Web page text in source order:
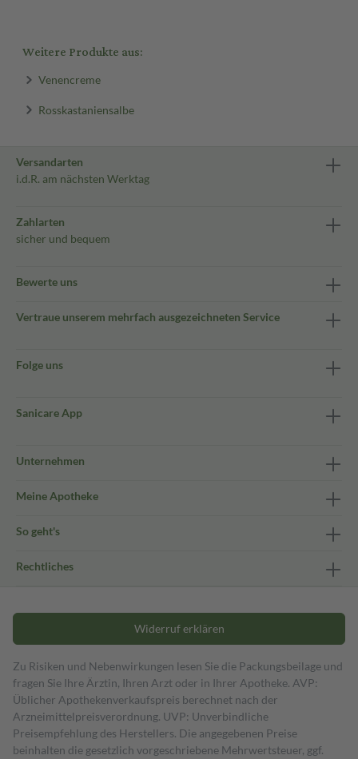
Weitere Produkte aus:
Venencreme
Rosskastaniensalbe
Versandarten
i.d.R. am nächsten Werktag
Zahlarten
sicher und bequem
Bewerte uns
Vertraue unserem mehrfach ausgezeichneten Service
Folge uns
Sanicare App
Unternehmen
Meine Apotheke
So geht's
Rechtliches
Widerruf erklären
Zu Risiken und Nebenwirkungen lesen Sie die Packungsbeilage und
fragen Sie Ihre Ärztin, Ihren Arzt oder in Ihrer Apotheke. AVP:
Üblicher Apothekenverkaufspreis berechnet nach der
Arzneimittelpreisverordnung. UVP: Unverbindliche
Preisempfehlung des Herstellers. Die angegebenen Preise
beinhalten die gesetzlich vorgeschriebene Mehrwertsteuer, ggf.